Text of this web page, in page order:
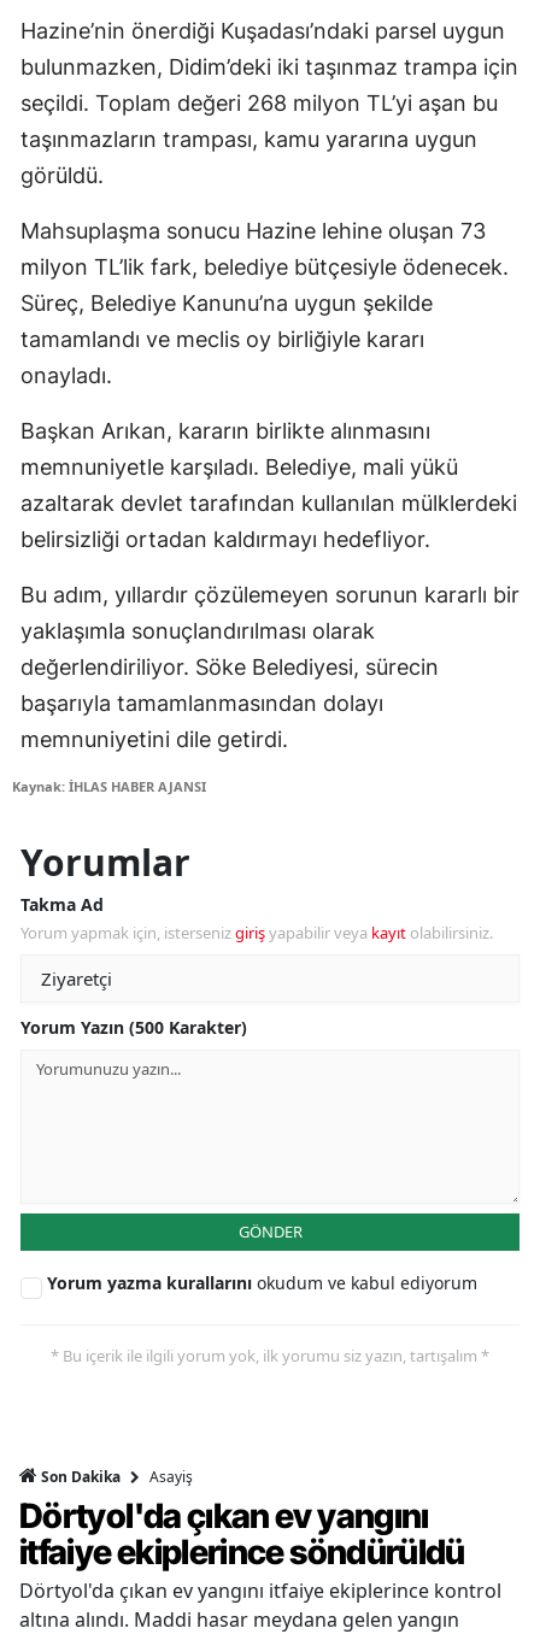
Hazine’nin önerdiği Kuşadası’ndaki parsel uygun
bulunmazken, Didim’deki iki taşınmaz trampa için
seçildi. Toplam değeri 268 milyon TL’yi aşan bu
taşınmazların trampası, kamu yararına uygun
görüldü.
Mahsuplaşma sonucu Hazine lehine oluşan 73
milyon TL’lik fark, belediye bütçesiyle ödenecek.
Süreç, Belediye Kanunu’na uygun şekilde
tamamlandı ve meclis oy birliğiyle kararı
onayladı.
Başkan Arıkan, kararın birlikte alınmasını
memnuniyetle karşıladı. Belediye, mali yükü
azaltarak devlet tarafından kullanılan mülklerdeki
belirsizliği ortadan kaldırmayı hedefliyor.
Bu adım, yıllardır çözülemeyen sorunun kararlı bir
yaklaşımla sonuçlandırılması olarak
değerlendiriliyor. Söke Belediyesi, sürecin
başarıyla tamamlanmasından dolayı
memnuniyetini dile getirdi.
Kaynak: İHLAS HABER AJANSI
Yorumlar
Takma Ad
Yorum yapmak için, istersenizgirişyapabilir veya kayıt olabilirsiniz.
Yorum Yazın (500 Karakter)
GÖNDER
Yorum yazma kurallarını okudum ve kabul ediyorum
* Bu içerik ile ilgili yorum yok, ilk yorumu siz yazın, tartışalım *
Son Dakika Asayiş
Dörtyol'da çıkan ev yangını
itfaiye ekiplerince söndürüldü
Dörtyol'da çıkan ev yangını itfaiye ekiplerince kontrol
altına alındı. Maddi hasar meydana gelen yangın